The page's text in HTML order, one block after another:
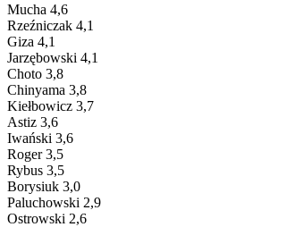
Mucha 4,6
Rzeźniczak 4,1
Giza 4,1
Jarzębowski 4,1
Choto 3,8
Chinyama 3,8
Kiełbowicz 3,7
Astiz 3,6
Iwański 3,6
Roger 3,5
Rybus 3,5
Borysiuk 3,0
Paluchowski 2,9
Ostrowski 2,6